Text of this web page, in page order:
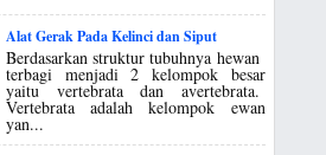
Alat Gerak Pada Kelinci dan Siput
Berdasarkan struktur tubuhnya hewan
terbagi menjadi 2 kelompok besar
yaitu vertebrata dan avertebrata.
Vertebrata adalah kelompok ewan
yan...